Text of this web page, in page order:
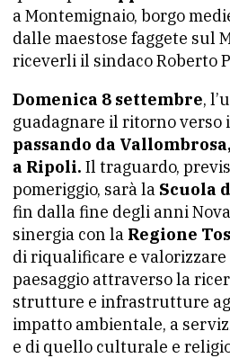
a Montemignaio, borgo
dalle maestose faggete sul
riceverli il sindaco Roberto
Domenica 8 settembre,
guadagnare il ritorno verso
passando da
a Ripoli. Il traguardo,
pomeriggio, sarà la Scuola
fin dalla fine degli anni
sinergia con la Regione
di riqualificare e
paesaggio attraverso la
strutture e infrastrutture
impatto ambientale, a
e di quello culturale e